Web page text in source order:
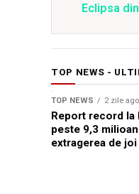
Eclipsa
TOP NEWS -
TOP NEWS 2 zile ago
Report record la
peste 9,3
extragerea de joi